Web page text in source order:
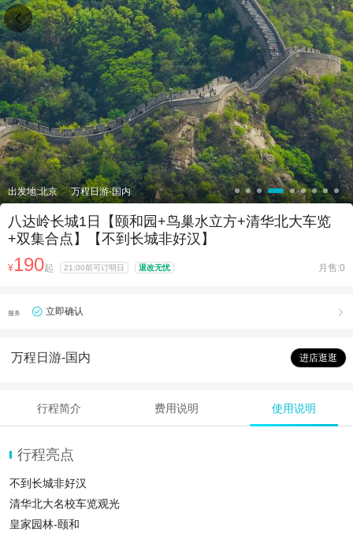
出发地:北京 万程日游-国内
八达岭长城1日【颐和园+鸟巢水立方+清华北大车览
+双集合点】【不到长城非好汉】
¥190起 21:00前可订明日 退改无忧 月售:0
服务 立即确认 
万程日游-国内 进店逛逛
行程简介 费用说明 使用说明
行程亮点
不到长城非好汉
清华北大名校车览观光
皇家园林-颐和
